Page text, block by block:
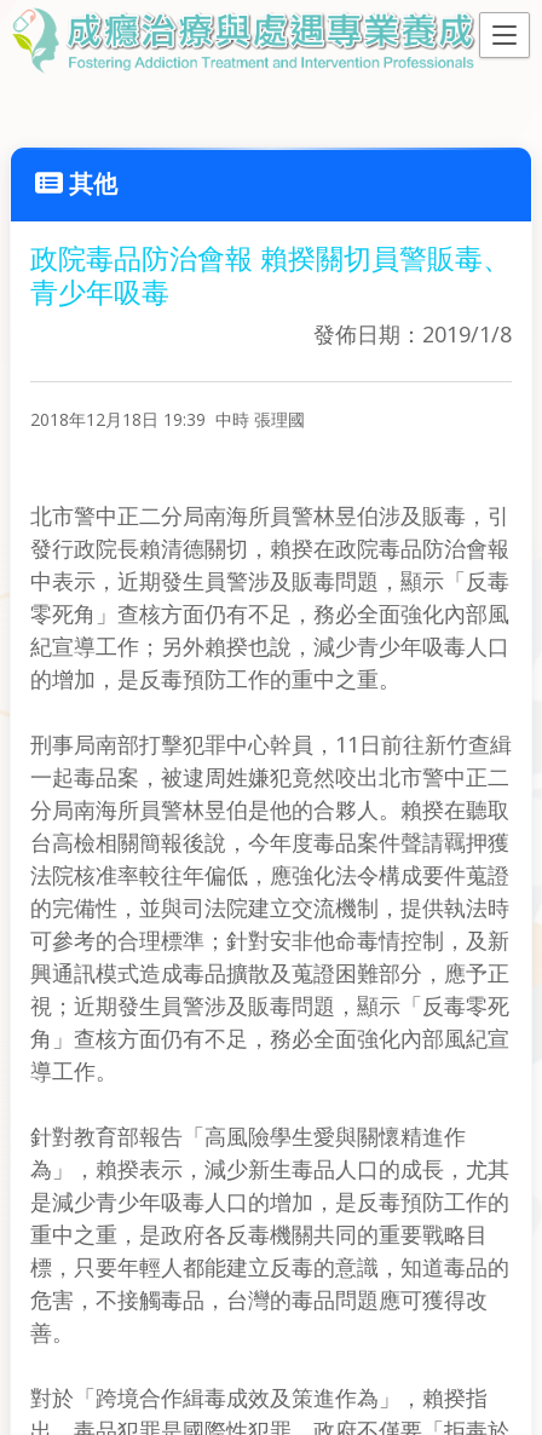
其他
政院毒品防治會報 賴揆關切員警販毒、
青少年吸毒
發佈日期：2019/1/8
2018年12月18日 19:39 中時 張理國
北市警中正二分局南海所員警林昱伯涉及販毒，引
發行政院長賴清德關切，賴揆在政院毒品防治會報
中表示，近期發生員警涉及販毒問題，顯示「反毒
零死角」查核方面仍有不足，務必全面強化內部風
紀宣導工作；另外賴揆也說，減少青少年吸毒人口
的增加，是反毒預防工作的重中之重。
刑事局南部打擊犯罪中心幹員，11日前往新竹查緝
一起毒品案，被逮周姓嫌犯竟然咬出北市警中正二
分局南海所員警林昱伯是他的合夥人。賴揆在聽取
台高檢相關簡報後說，今年度毒品案件聲請羈押獲
法院核准率較往年偏低，應強化法令構成要件蒐證
的完備性，並與司法院建立交流機制，提供執法時
可參考的合理標準；針對安非他命毒情控制，及新
興通訊模式造成毒品擴散及蒐證困難部分，應予正
視；近期發生員警涉及販毒問題，顯示「反毒零死
角」查核方面仍有不足，務必全面強化內部風紀宣
導工作。
針對教育部報告「高風險學生愛與關懷精進作
為」，賴揆表示，減少新生毒品人口的成長，尤其
是減少青少年吸毒人口的增加，是反毒預防工作的
重中之重，是政府各反毒機關共同的重要戰略目
標，只要年輕人都能建立反毒的意識，知道毒品的
危害，不接觸毒品，台灣的毒品問題應可獲得改
善。
對於「跨境合作緝毒成效及策進作為」，賴揆指